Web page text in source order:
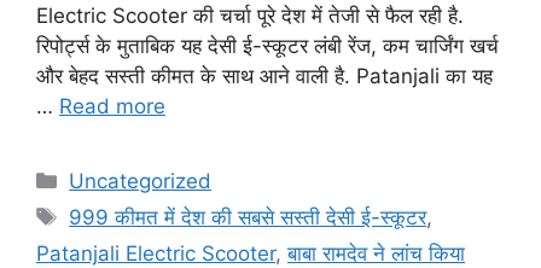
Electric Scooter की चर्चा पूरे देश में तेजी से फैल रही है.
रिपोर्ट्स के मुताबिक यह देसी ई-स्कूटर लंबी रेंज, कम चार्जिंग खर्च
और बेहद सस्ती कीमत के साथ आने वाली है. Patanjali का यह
… Read more
Categories
Uncategorized
Tags
999 कीमत में देश की सबसे सस्ती देसी ई-स्कूटर,
Patanjali Electric Scooter,बाबा रामदेव ने लांच किया